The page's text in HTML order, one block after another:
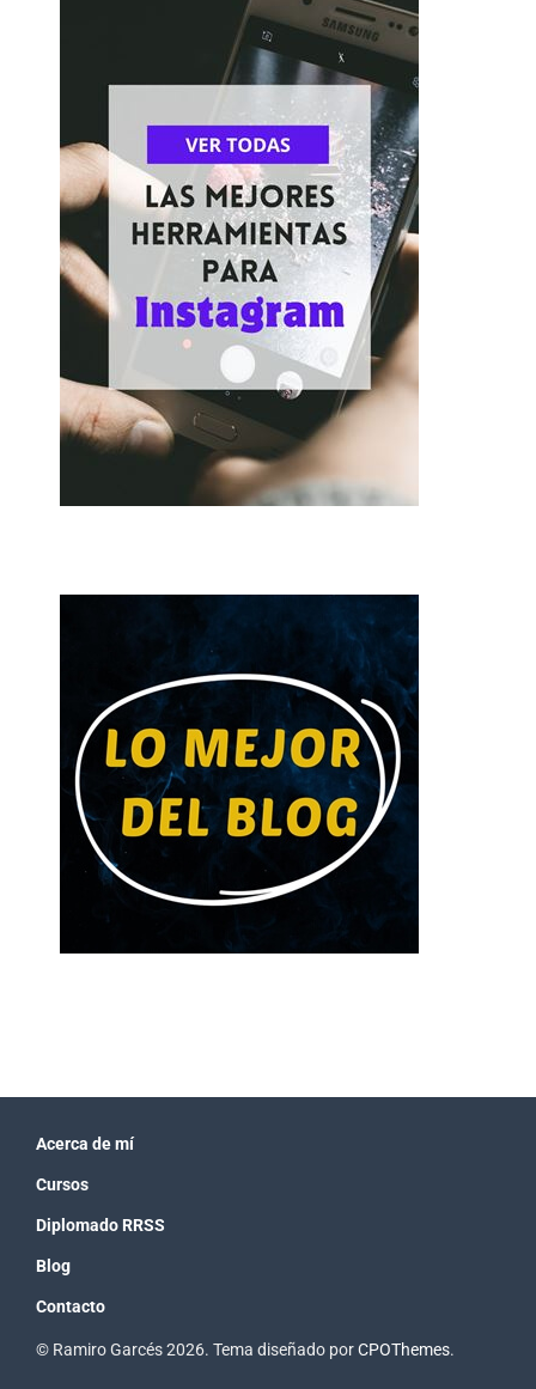
Acerca de mí
Cursos
Diplomado RRSS
Blog
Contacto
© Ramiro Garcés 2026. Tema diseñado porCPOThemes.